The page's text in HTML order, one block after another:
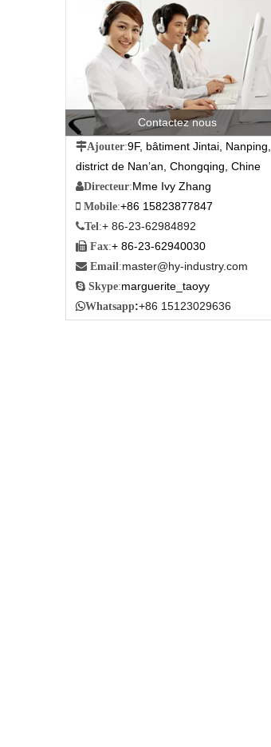
Contactez nous
Ajouter:9F, bâtiment Jintai, Nanping,
district de Nan’an, Chongqing, Chine
Directeur:Mme Ivy Zhang
 Mobile:+86 15823877847
Tel :+ 86-23-62984892
 Fax:+ 86-23-62940030
 Email :master@hy-industry.com
 Skype:marguerite_taoyy
Whatsapp:+86 15123029636